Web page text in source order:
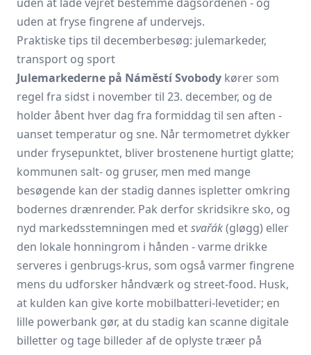
uden at fryse fingrene af undervejs.
Praktiske tips til decemberbesøg: julemarkeder,
transport og sport
Julemarkederne på Náměstí Svobody kører som
regel fra sidst i november til 23. december, og de
holder åbent hver dag fra formiddag til sen aften -
uanset temperatur og sne. Når termometret dykker
under frysepunktet, bliver brostenene hurtigt glatte;
kommunen salt- og gruser, men med mange
besøgende kan der stadig dannes ispletter omkring
bodernes drænrender. Pak derfor skridsikre sko, og
nyd markedsstemningen med etsvařák(gløgg) eller
den lokale honningrom i hånden - varme drikke
serveres i genbrugs-krus, som også varmer fingrene
mens du udforsker håndværk og street-food. Husk,
at kulden kan give korte mobilbatteri-levetider; en
lille powerbank gør, at du stadig kan scanne digitale
billetter og tage billeder af de oplyste træer på